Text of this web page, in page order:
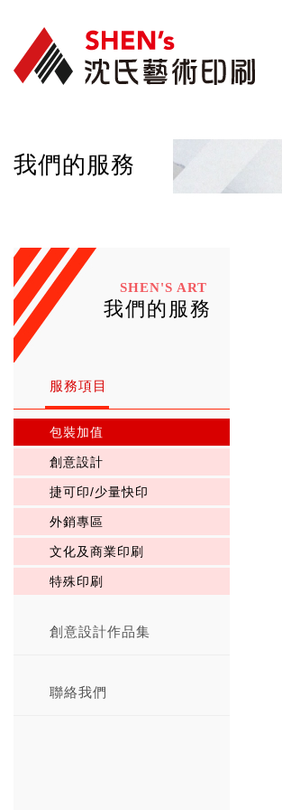
我們的服務
SHEN'S ART
我們的服務
服務項目
包裝加值
創意設計
捷可印/少量快印
外銷專區
文化及商業印刷
特殊印刷
創意設計作品集
聯絡我們